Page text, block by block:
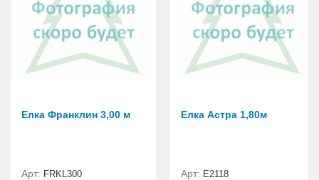
Елка Франклин 3,00 м
Арт: FRKL300
Елка Астра 1,80м
Арт: E2118